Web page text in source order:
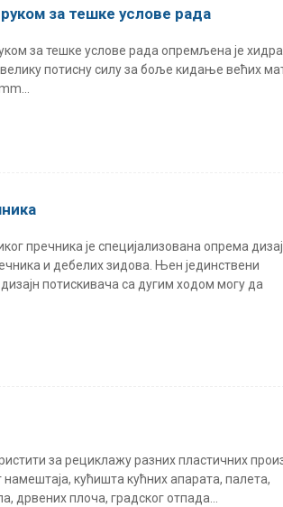
за тешке услове рада
за тешке услове рада опремљена је
потисну силу за боље кидање већих
пречника је специјализована опрема
и дебелих зидова. Њен јединствени
потискивача са дугим ходом могу да
за рециклажу разних пластичних
кућишта кућних апарата, палета,
дрвених плоча, градског отпада...